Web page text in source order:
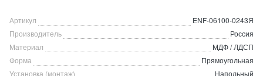
Артикул
ENF-06100-0243Я
Производитель
Россия
Материал
МДФ / ЛДСП
Форма
Прямоугольная
Установка (монтаж)
Напольный